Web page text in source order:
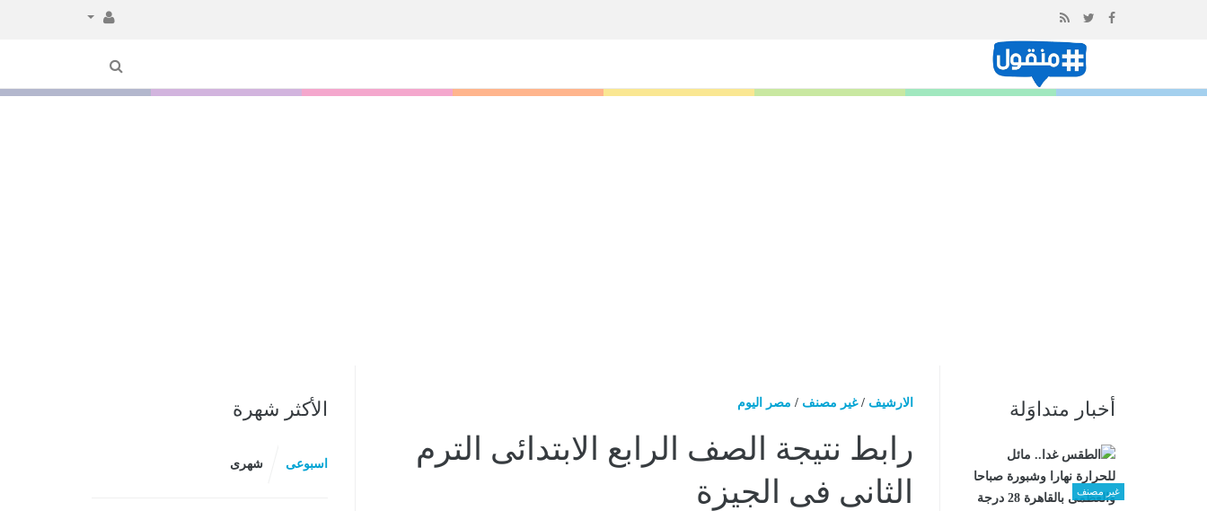
المحتوى
أخبار متداوَلة
غير مصنف
الارشيف /غير مصنف / مصر اليوم
رابط نتيجة الصف الرابع الابتدائى الترم
الثانى فى الجيزة
الأكثر شهرة
اسبوعى شهرى